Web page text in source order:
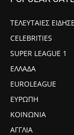
ΤΕΛΕΥΤΑΙΕΣ
CELEBRITIES
SUPER LEAGUE 1
ΕΛΛΑΔΑ
EUROLEAGUE
ΕΥΡΩΠΗ
ΚΟΙΝΩΝΙΑ
ΑΓΓΛΙΑ